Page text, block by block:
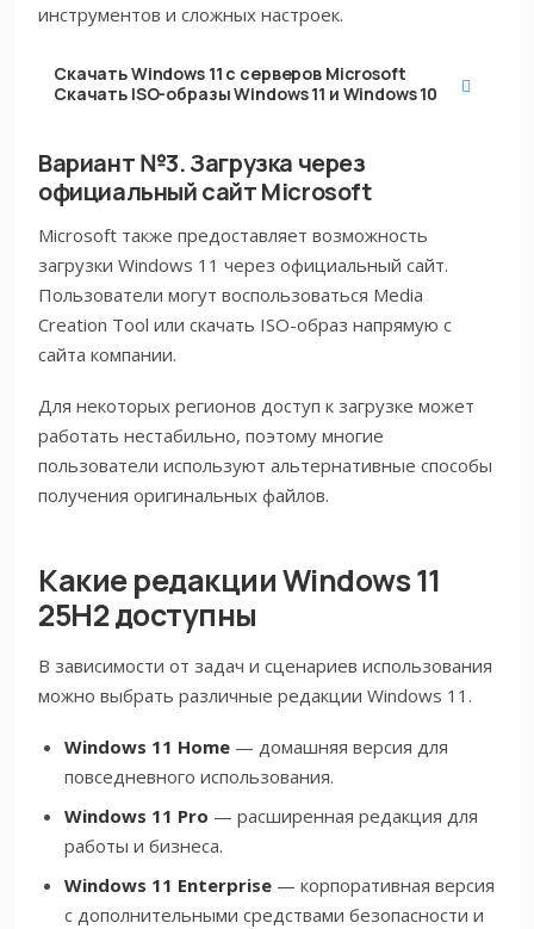
инструментов и сложных настроек.
Скачать Windows 11 с серверов Microsoft
Скачать ISO-образы Windows 11 и Windows 10
Вариант №3. Загрузка через
официальный сайт Microsoft
Microsoft также предоставляет возможность
загрузки Windows 11 через официальный сайт.
Пользователи могут воспользоваться Media
Creation Tool или скачать ISO-образ напрямую с
сайта компании.
Для некоторых регионов доступ к загрузке может
работать нестабильно, поэтому многие
пользователи используют альтернативные способы
получения оригинальных файлов.
Какие редакции Windows 11
25H2 доступны
В зависимости от задач и сценариев использования
можно выбрать различные редакции Windows 11.
Windows 11 Home — домашняя версия для
повседневного использования.
Windows 11 Pro — расширенная редакция для
работы и бизнеса.
Windows 11 Enterprise — корпоративная версия
с дополнительными средствами безопасности и